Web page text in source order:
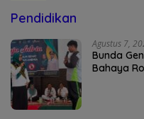
Pendidikan
Agustus 7,
Bunda
Bahaya